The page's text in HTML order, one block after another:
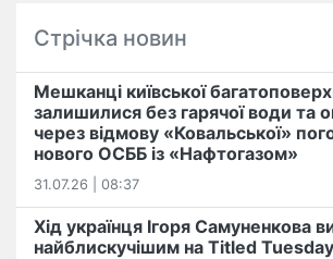
Стрічка новин
Мешканці київської
залишилися без гарячої води та
через відмову «Ковальської»
нового ОСББ із «Нафтогазом»
31.07.26 | 08:37
Хід українця Ігоря Самуненкова
найблискучішим на Titled Tuesday